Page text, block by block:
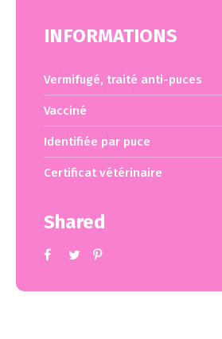
INFORMATIONS
Vermifugé, traité anti-puces
Vacciné
Identifiée par puce
Certificat vétérinaire
Shared